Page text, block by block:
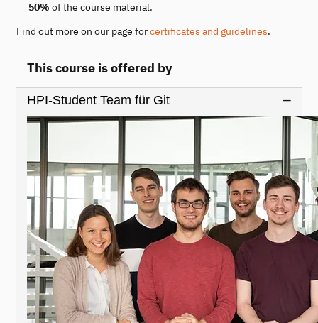
50% of the course material.
Find out more on our page forcertificates and guidelines.
This course is offered by
HPI-Student Team für Git